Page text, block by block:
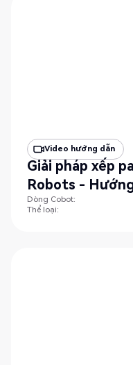
Video hướng dẫn
Giải pháp xếp
Robots -
Dòng Cobot:
Thể loại: